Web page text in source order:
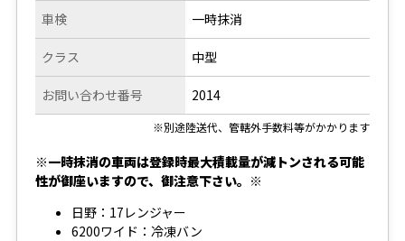
車検
クラス
お問い合わせ番号
一時抹消
中型
2014
※別途陸送代、管轄外手数料等がかかります
※一時抹消の車両は登録時最大積載量が減トンされる可能
性が御座いますので、御注意下さい。※
日野：17レンジャー
6200ワイド：冷凍バン